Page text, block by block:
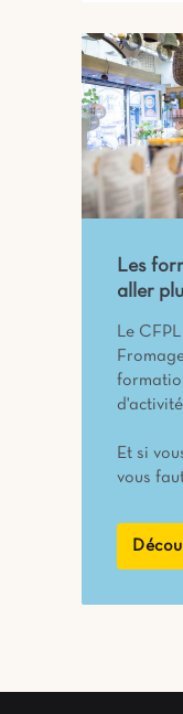
Les
aller
Le
Et si
vous